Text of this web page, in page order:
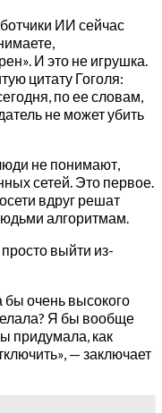
ИИ сейчас
И это не игрушка.
цитату Гоголя:
по ее словам,
не может убить
не понимают,
сетей. Это первое.
вдруг решат
алгоритмам.
выйти из-
бы очень высокого
Я бы вообще
придумала, как
— заключает